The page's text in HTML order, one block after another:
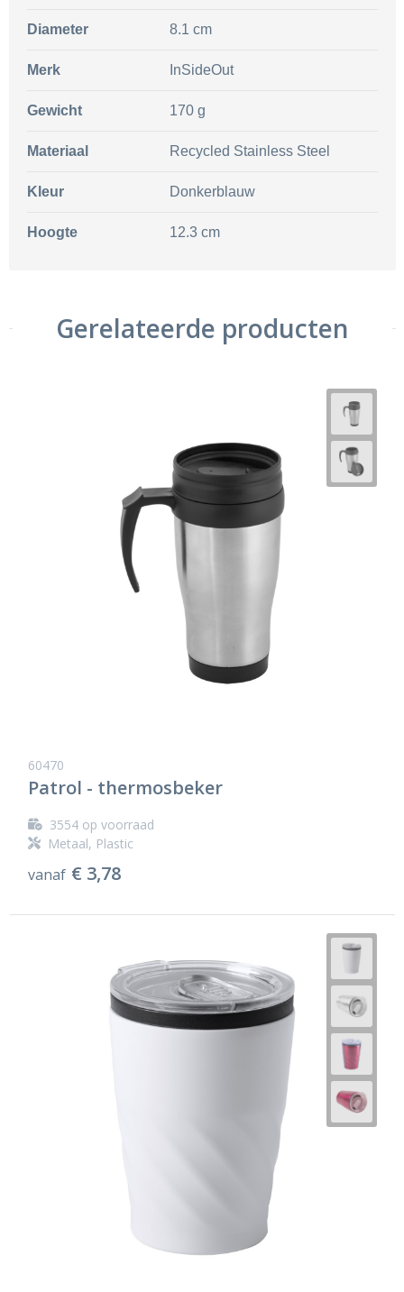
Diameter 8.1 cm
Merk InSideOut
Gewicht 170 g
Materiaal Recycled Stainless Steel
Kleur Donkerblauw
Hoogte 12.3 cm
Gerelateerde producten
60470
Patrol - thermosbeker
3554op voorraad
Metaal, Plastic
vanaf € 3,78